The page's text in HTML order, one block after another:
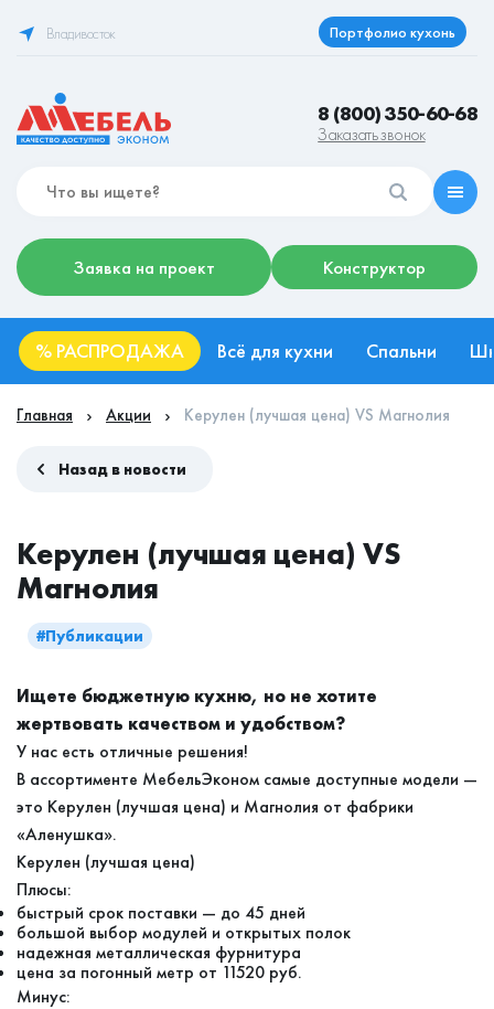
Владивосток Портфолио кухонь
8 (800) 350-60-68
Заказать звонок
Заявка на проект Конструктор
% РАСПРОДАЖА Всё для кухни Спальни
Главная Акции Керулен (лучшая цена) VS Магнолия
Назад в новости
Керулен (лучшая цена) VS
Магнолия
#Публикации
Ищете бюджетную кухню, но не хотите
жертвовать качеством и удобством?
У нас есть отличные решения!
В ассортименте МебельЭконом самые доступные модели —
это Керулен (лучшая цена) и Магнолия от фабрики
«Аленушка».
Керулен (лучшая цена)
Плюсы:
быстрый срок поставки — до 45 дней
большой выбор модулей и открытых полок
надежная металлическая фурнитура
цена за погонный метр от 11520 руб.
Минус: